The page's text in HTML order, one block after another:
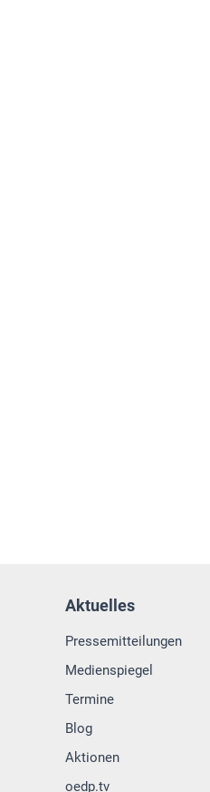
Aktuelles
Pressemitteilungen
Medienspiegel
Termine
Blog
Aktionen
oedp.tv